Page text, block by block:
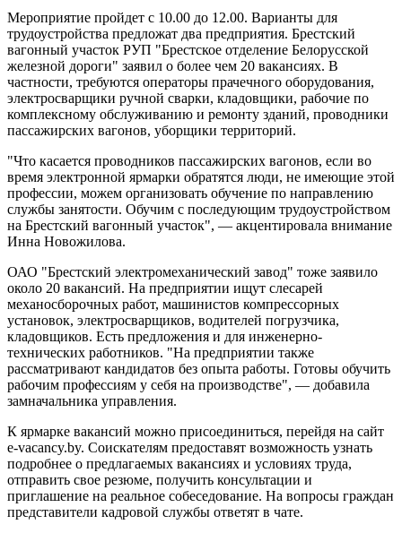
Мероприятие пройдет с 10.00 до 12.00. Варианты для
трудоустройства предложат два предприятия. Брестский
вагонный участок РУП "Брестское отделение Белорусской
железной дороги" заявил о более чем 20 вакансиях. В
частности, требуются операторы прачечного оборудования,
электросварщики ручной сварки, кладовщики, рабочие по
комплексному обслуживанию и ремонту зданий, проводники
пассажирских вагонов, уборщики территорий.
"Что касается проводников пассажирских вагонов, если во
время электронной ярмарки обратятся люди, не имеющие этой
профессии, можем организовать обучение по направлению
службы занятости. Обучим с последующим трудоустройством
на Брестский вагонный участок", — акцентировала внимание
Инна Новожилова.
ОАО "Брестский электромеханический завод" тоже заявило
около 20 вакансий. На предприятии ищут слесарей
механосборочных работ, машинистов компрессорных
установок, электросварщиков, водителей погрузчика,
кладовщиков. Есть предложения и для инженерно-
технических работников. "На предприятии также
рассматривают кандидатов без опыта работы. Готовы обучить
рабочим профессиям у себя на производстве", — добавила
замначальника управления.
К ярмарке вакансий можно присоединиться, перейдя на сайт
e-vacancy.by. Соискателям предоставят возможность узнать
подробнее о предлагаемых вакансиях и условиях труда,
отправить свое резюме, получить консультации и
приглашение на реальное собеседование. На вопросы граждан
представители кадровой службы ответят в чате.